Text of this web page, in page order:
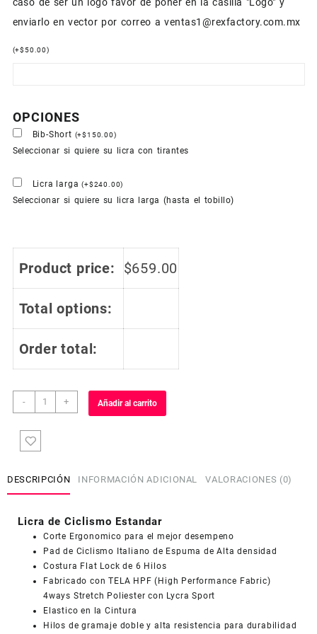
caso de ser un logo favor de poner en la casilla "Logo" y
enviarlo en vector por correo a ventas1@rexfactory.com.mx
(+$50.00 )
OPCIONES
Bib-Short (+$150.00 )
Seleccionar si quiere su licra con tirantes
Licra larga(+$240.00)
Seleccionar si quiere su licra larga (hasta el tobillo)
Product price: $659.00
Total options:
Order total:
-
Licra
de
Estandar
+ Añadir al carrito
DESCRIPCIÓN INFORMACIÓN ADICIONAL VALORACIONES (0)
Licra de Ciclismo Estandar
Corte Ergonomico para el mejor desempeno
Pad de Ciclismo Italiano de Espuma de Alta densidad
Costura Flat Lock de 6 Hilos
Fabricado con TELA HPF (High Performance Fabric)
4ways Stretch Poliester con Lycra Sport
Elastico en la Cintura
Hilos de gramaje doble y alta resistencia para durabilidad